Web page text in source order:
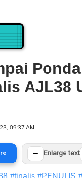
AJL38
09:37 AM
− Enlarge text
#finalis #PENULIS #